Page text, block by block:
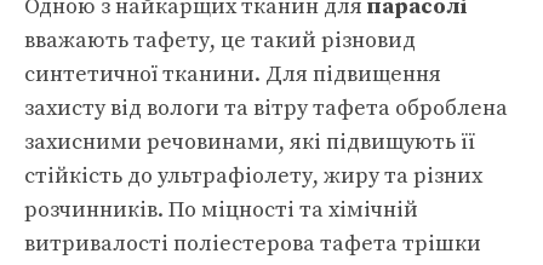
Одною з найкарщих тканин для парасолі
вважають тафету, це такий різновид
синтетичної тканини. Для підвищення
захисту від вологи та вітру тафета оброблена
захисними речовинами, які підвищують її
стійкість до ультрафіолету, жиру та різних
розчинників. По міцності та хімічній
витривалості поліестерова тафета трішки